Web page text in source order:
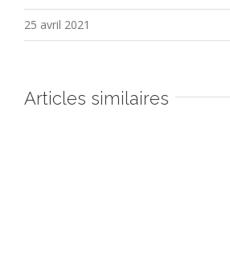
25 avril 2021
Articles similaires